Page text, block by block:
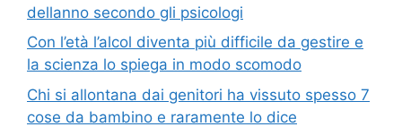
dellanno secondo gli psicologi
Con l’età l’alcol diventa più difficile da gestire e
la scienza lo spiega in modo scomodo
Chi si allontana dai genitori ha vissuto spesso 7
cose da bambino e raramente lo dice